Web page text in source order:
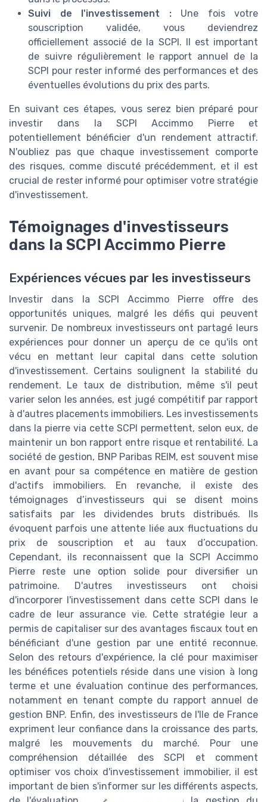
Suivi de l'investissement :Une fois votre
souscription validée, vous deviendrez
officiellement associé de la SCPI. Il est important
de suivre régulièrement le rapport annuel de la
SCPI pour rester informé des performances et des
éventuelles évolutions du prix des parts.
En suivant ces étapes, vous serez bien préparé pour
investir dans la SCPI Accimmo Pierre et
potentiellement bénéficier d'un rendement attractif.
N'oubliez pas que chaque investissement comporte
des risques, comme discuté précédemment, et il est
crucial de rester informé pour optimiser votre stratégie
d'investissement.
Témoignages d'investisseurs
dans la SCPI Accimmo Pierre
Expériences vécues par les investisseurs
Investir dans la SCPI Accimmo Pierre offre des
opportunités uniques, malgré les défis qui peuvent
survenir. De nombreux investisseurs ont partagé leurs
expériences pour donner un aperçu de ce qu'ils ont
vécu en mettant leur capital dans cette solution
d'investissement. Certains soulignent la stabilité du
rendement. Le taux de distribution, même s'il peut
varier selon les années, est jugé compétitif par rapport
à d'autres placements immobiliers. Les investissements
dans la pierre via cette SCPI permettent, selon eux, de
maintenir un bon rapport entre risque et rentabilité. La
société de gestion, BNP Paribas REIM, est souvent mise
en avant pour sa compétence en matière de gestion
d'actifs immobiliers. En revanche, il existe des
témoignages d’investisseurs qui se disent moins
satisfaits par les dividendes bruts distribués. Ils
évoquent parfois une attente liée aux fluctuations du
prix de souscription et au taux d’occupation.
Cependant, ils reconnaissent que la SCPI Accimmo
Pierre reste une option solide pour diversifier un
patrimoine. D'autres investisseurs ont choisi
d'incorporer l'investissement dans cette SCPI dans le
cadre de leur assurance vie. Cette stratégie leur a
permis de capitaliser sur des avantages fiscaux tout en
bénéficiant d'une gestion par une entité reconnue.
Selon des retours d'expérience, la clé pour maximiser
les bénéfices potentiels réside dans une vision à long
terme et une évaluation continue des performances,
notamment en tenant compte du rapport annuel de
gestion BNP. Enfin, des investisseurs de l'Ile de France
expriment leur confiance dans la croissance des parts,
malgré les mouvements du marché. Pour une
compréhension détaillée des SCPI et comment
optimiser vos choix d'investissement immobilier, il est
important de bien s'informer sur les différents aspects,